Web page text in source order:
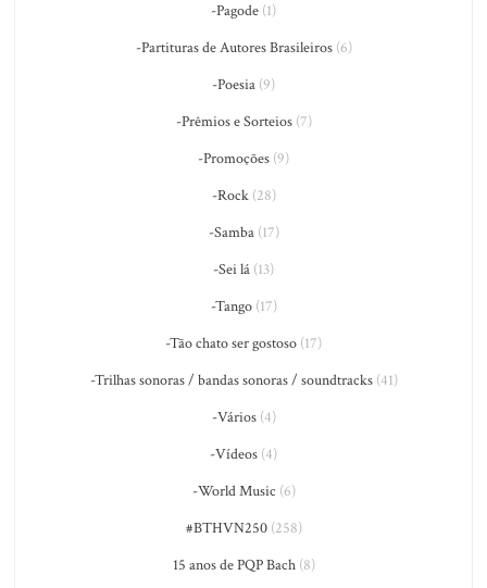
-Pagode (1)
-Partituras de Autores Brasileiros(6)
-Poesia (9)
-Prêmios e Sorteios(7)
-Promoções (9)
-Rock(28)
-Samba(17)
-Sei lá (13)
-Tango(17)
-Tão chato ser gostoso (17)
-Trilhas sonoras / bandas sonoras / soundtracks(41)
-Vários(4)
-Vídeos (4)
-World Music (6)
#BTHVN250(258)
15 anos de PQP Bach(8)